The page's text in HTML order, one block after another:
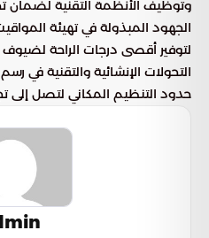
وتوظيف الأنظمة التقنية لضمان
الجهود المبذولة في تهيئة
لتوفير أقصى درجات الراحة
التحولات الإنشائية والتقنية في
حدود التنظيم المكاني لتصل إلى